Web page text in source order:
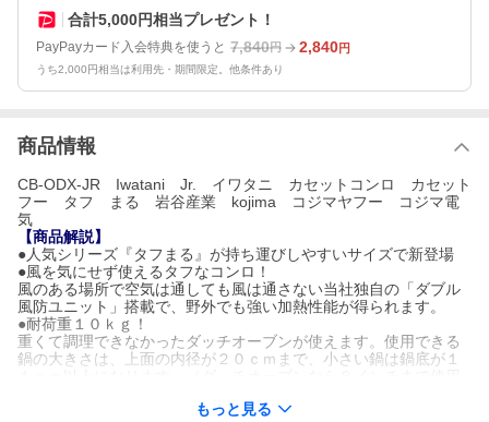
合計5,000円相当プレゼント！
PayPayカード入会特典を使うと 7,840円 2,840円
うち2,000円相当は利用先・期間限定。他条件あり
商品情報
CB-ODX-JR Iwatani Jr. イワタニ カセットコンロ カセット
フー タフ まる 岩谷産業 kojima コジマヤフー コジマ電
気
【商品解説】
●人気シリーズ『タフまる』が持ち運びしやすいサイズで新登場
●風を気にせず使えるタフなコンロ！
風のある場所で空気は通しても風は通さない当社独自の「ダブル
風防ユニット」搭載で、野外でも強い加熱性能が得られます。
●耐荷重１０ｋｇ！
重くて調理できなかったダッチオーブンが使えます。使用できる
鍋の大きさは、上面の内径が２０ｃｍまで、小さい鍋は鍋底が１
●風の影響を抑える多孔式バーナー
もっと見る